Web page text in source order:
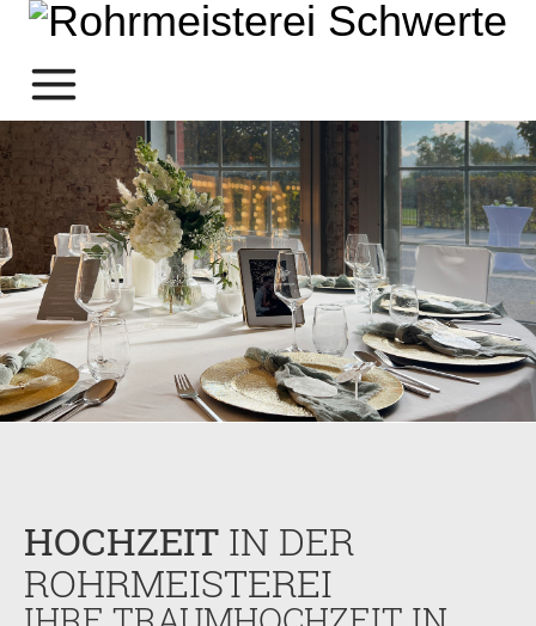
HOCHZEIT IN DER
ROHRMEISTEREI